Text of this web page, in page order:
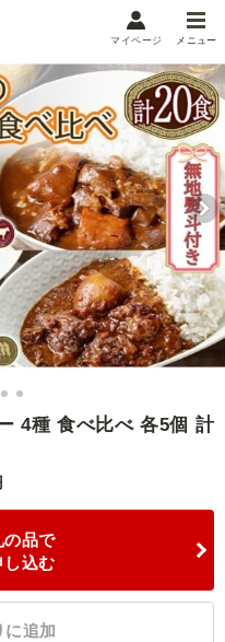
メニュー
閲覧履歴
込み
マイページ
4種 食べ比べ 各5個 計
の品で
し込む
に追加